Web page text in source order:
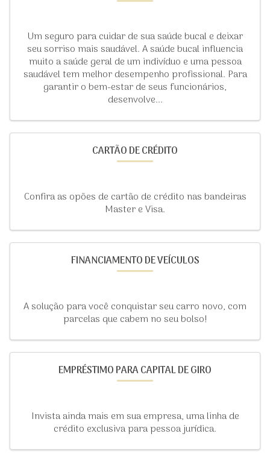
Um seguro para cuidar de sua saúde bucal e deixar
seu sorriso mais saudável. A saúde bucal influencia
muito a saúde geral de um indivíduo e uma pessoa
saudável tem melhor desempenho profissional. Para
garantir o bem-estar de seus funcionários,
desenvolve...
CARTÃO DE CRÉDITO
Confira as opões de cartão de crédito nas bandeiras
Master e Visa.
FINANCIAMENTO DE VEÍCULOS
A solução para você conquistar seu carro novo, com
parcelas que cabem no seu bolso!
EMPRÉSTIMO PARA CAPITAL DE GIRO
Invista ainda mais em sua empresa, uma linha de
crédito exclusiva para pessoa jurídica.